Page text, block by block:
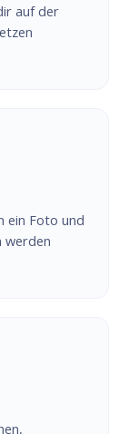
auf der
ein Foto und
werden